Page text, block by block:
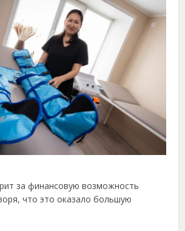
за финансовую возможность
что это оказало большую